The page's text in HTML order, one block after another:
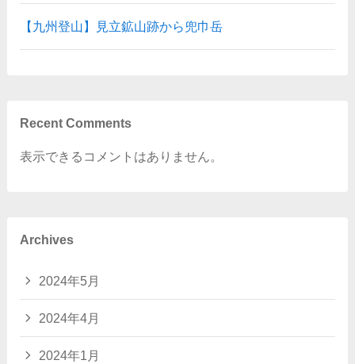
【九州登山】見立鉱山跡から兜巾岳
Recent Comments
表示できるコメントはありません。
Archives
2024年5月
2024年4月
2024年1月